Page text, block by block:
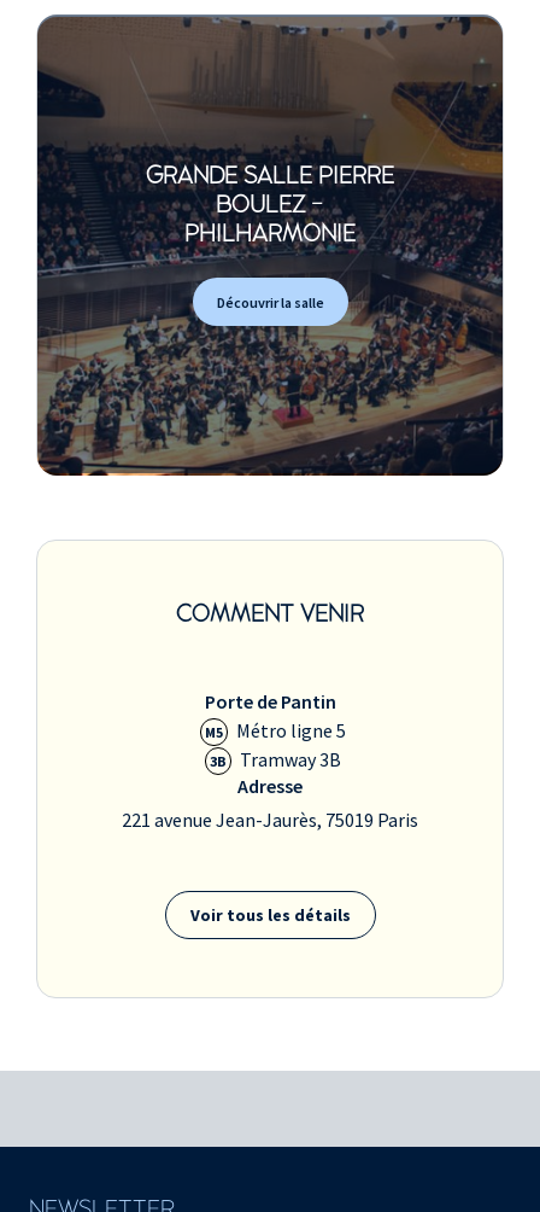
GRANDE SALLE PIERRE
BOULEZ -
PHILHARMONIE
Découvrir la salle
COMMENT VENIR
Porte de Pantin
M5 Métro ligne 5
3B
Tramway 3B
Adresse
221 avenue Jean-Jaurès, 75019 Paris
Voir tous les détails